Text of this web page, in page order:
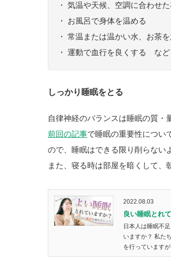
・ 気温や天候、空調に合わせ
・ お風呂で身体を温める
・ 常温または温かい水、お茶
・ 運動で血行を良くする など
しっかり睡眠をとる
自律神経のバランスは睡眠の質・
前回の記事で睡眠の重要性につい
ので、睡眠はできる限り削らない
また、寝る時は部屋を暗くして、
2022.08.03
良い睡眠とれ
日本人は睡眠不
いますか？ 私た
を行っています